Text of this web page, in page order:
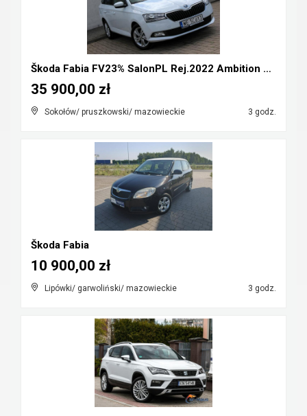
Škoda Fabia FV23% SalonPL Rej.2022 Ambition 1.0TSI...
Sokołów/ pruszkowski/ mazowieckie 3 godz.
35 900,00 zł
Škoda Fabia
Lipówki/ garwoliński/ mazowieckie 3 godz.
10 900,00 zł